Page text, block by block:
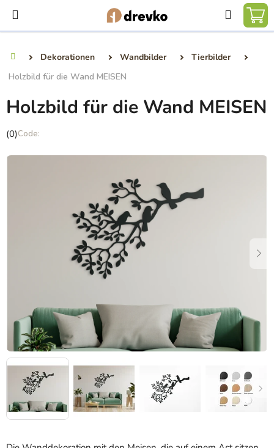
Inhalt
springen
Suchen
Dekorationen Wandbilder
Tierbilder
Holzbild für die Wand MEISEN
Holzbild für die Wand MEISEN
Die
Produktbewertung
(0)